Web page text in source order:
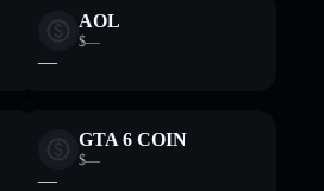
AOL
$—
—
GTA 6 COIN
$—
—